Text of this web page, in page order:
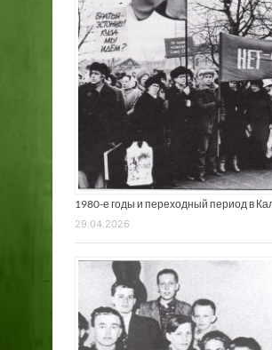
1980-е годы и переходный период в
29.04.2026